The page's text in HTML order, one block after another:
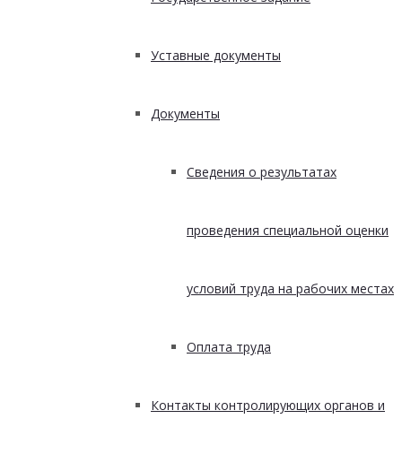
Уставные документы
Документы
Сведения о результатах
проведения специальной оценки
условий труда на рабочих местах
Оплата труда
Контакты контролирующих органов и